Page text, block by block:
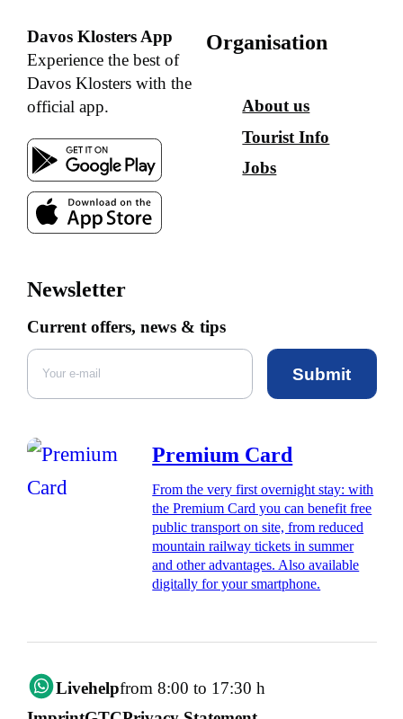
Davos Klosters App
Experience the best of
Davos Klosters with the
official app.
Organisation
About us
Tourist Info
Jobs
Newsletter
Current offers, news & tips
Submit
Premium Card
From the very first overnight stay: with
the Premium Card you can benefit free
public transport on site, from reduced
mountain railway tickets in summer
and other advantages. Also available
digitally for your smartphone.
Livehelpfrom 8:00 to 17:30 h